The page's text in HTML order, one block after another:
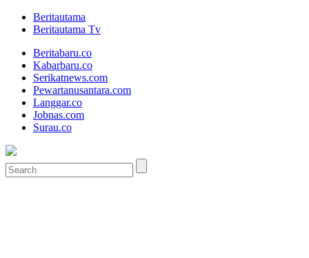
Beritautama
Beritautama Tv
Beritabaru.co
Kabarbaru.co
Serikatnews.com
Pewartanusantara.com
Langgar.co
Jobnas.com
Surau.co